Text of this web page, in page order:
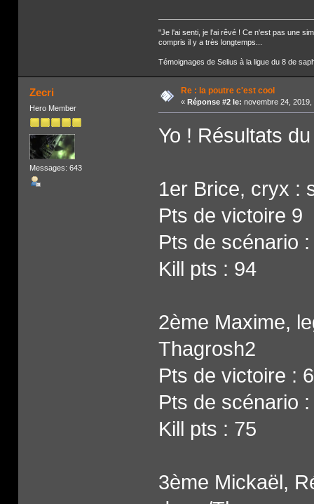
"Je l'ai senti, je l'ai rêvé ! Ce n'est pas une
compris il y a très longtemps...
Témoignages de Selius à la ligue du 8 de
Zecri
Hero Member
Messages: 643
Re : la poutre c'est cool
« Réponse #2 le: novembre 24, 2019,
Yo ! Résultats
1er Brice, cryx :
Pts de victoire 9
Pts de scénario
Kill pts : 94
2ème Maxime,
Thagrosh2
Pts de victoire : 6
Pts de scénario
Kill pts : 75
3ème Mickaël,